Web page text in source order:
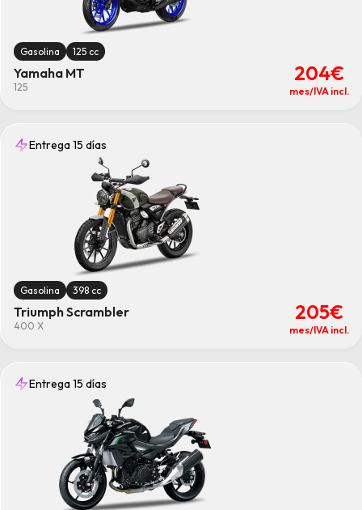
Gasolina 125 cc
Yamaha MT
125
204€
mes/IVA incl.
Entrega 15 días
Gasolina 398 cc
Triumph Scrambler
400 X
205€
mes/IVA incl.
Entrega 15 días